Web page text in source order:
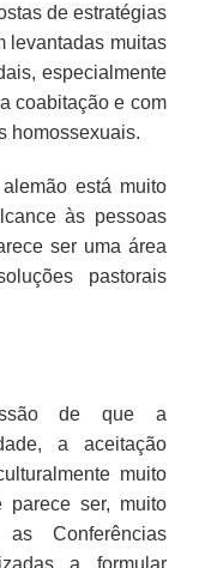
de estratégias
levantadas muitas
especialmente
coabitação e com
homossexuais.
está muito
às pessoas
ser uma área
pastorais
de que a
a aceitação
muito
parece ser, muito
Conferências
a formular